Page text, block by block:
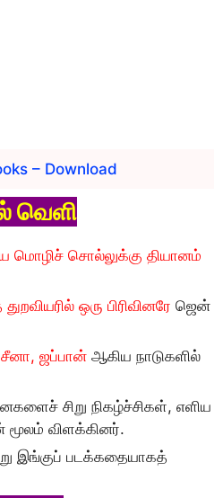
– Download
வெளி
மொழிச் சொல்லுக்கு தியானம்
ஒரு பிரிவினரே ஜென்
சீனா, ஜப்பான் ஆகிய நாடுகளில்
சிறு நிகழ்ச்சிகள், எளிய
விளக்கினர்.
இங்குப் படக்கதையாகத்